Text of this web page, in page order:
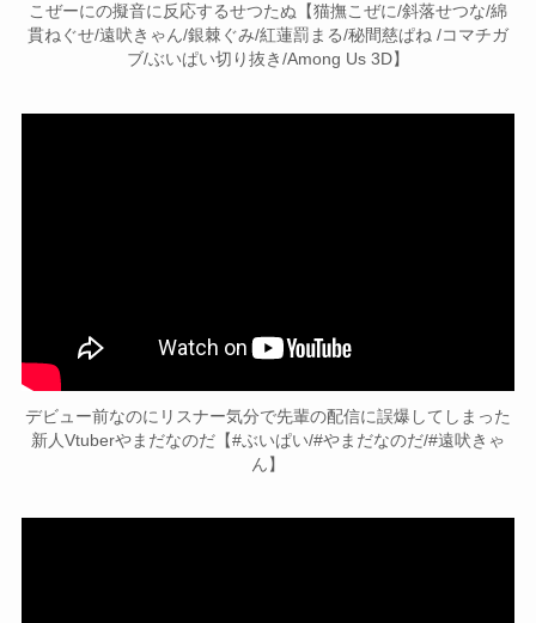
こぜーにの擬音に反応するせつたぬ【猫撫こぜに/斜落せつな/綿
貫ねぐせ/遠吠きゃん/銀棘ぐみ/紅蓮罰まる/秘間慈ぱね /コマチガ
ブ/ぶいぱい切り抜き/Among Us 3D】
デビュー前なのにリスナー気分で先輩の配信に誤爆してしまった
新人Vtuberやまだなのだ【#ぶいぱい/#やまだなのだ/#遠吠きゃ
ん】